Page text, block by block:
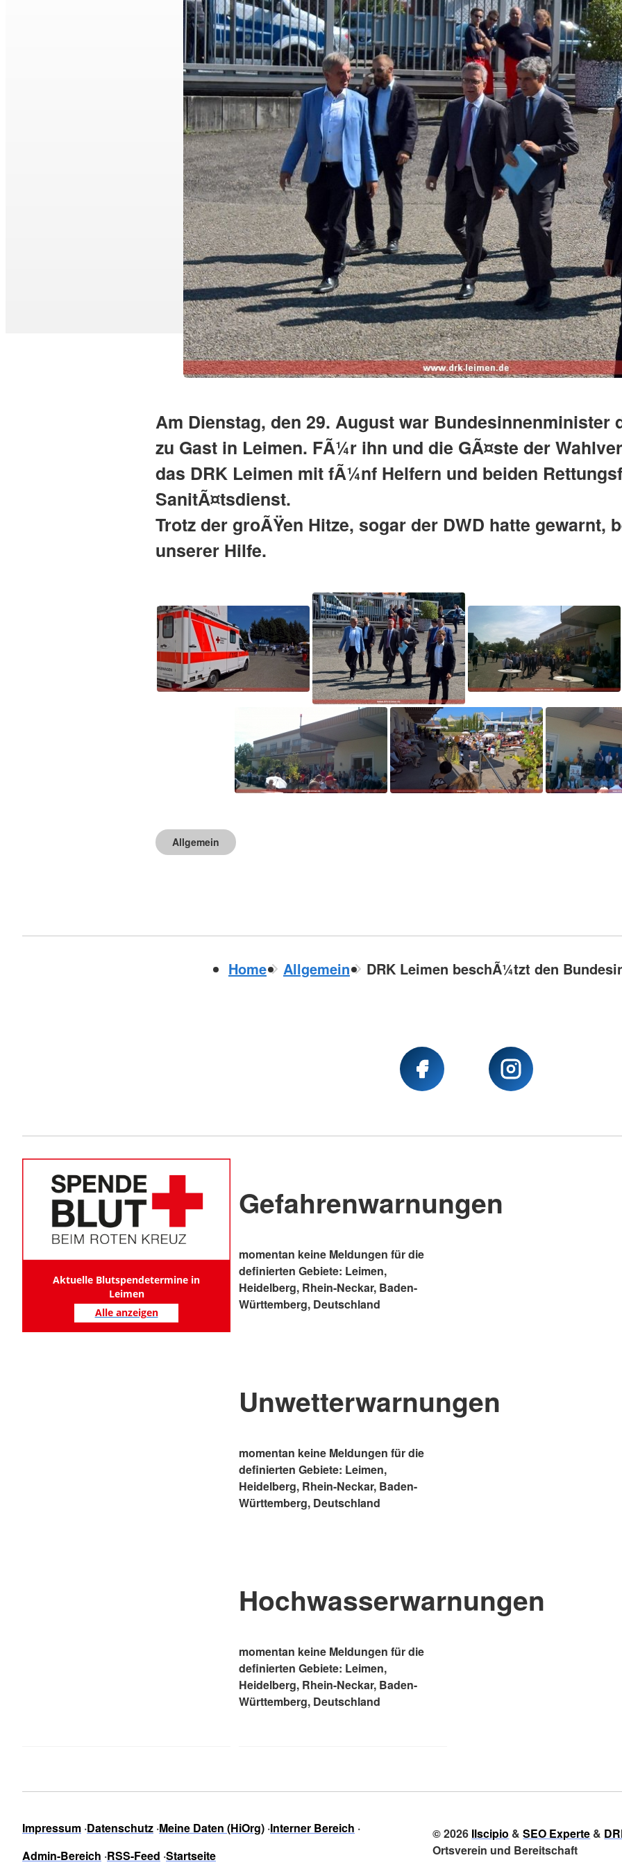
Am Dienstag, den 29. August war Bundesinnenminister
zu Gast in Leimen. FÃ¼r ihn und die GÃ¤ste der
das DRK Leimen mit fÃ¼nf Helfern und beiden
SanitÃ¤tsdienst.
Trotz der groÃŸen Hitze, sogar der DWD hatte gewarnt,
unserer Hilfe.
Allgemein
Home Allgemein DRK Leimen beschÃ¼tzt den
Aktuelle Blutspendetermine in
Leimen
Alle anzeigen
Gefahrenwarnungen
momentan keine Meldungen für die
definierten Gebiete: Leimen,
Heidelberg, Rhein-Neckar, Baden-
Württemberg, Deutschland
Unwetterwarnungen
momentan keine Meldungen für die
definierten Gebiete: Leimen,
Heidelberg, Rhein-Neckar, Baden-
Württemberg, Deutschland
Hochwasserwarnungen
momentan keine Meldungen für die
definierten Gebiete: Leimen,
Heidelberg, Rhein-Neckar, Baden-
Württemberg, Deutschland
Impressum Datenschutz Meine Daten (HiOrg) Interner Bereich
Admin-Bereich RSS-Feed Startseite
© 2026 Ilscipio &SEO Experte &
Ortsverein und Bereitschaft